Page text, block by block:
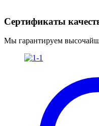
Сертификаты
Мы гарантируем